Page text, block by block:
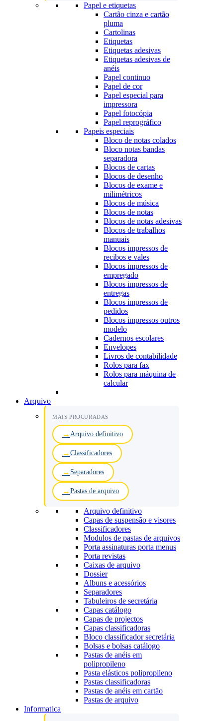
Papel e etiquetas
Cartão cinza e cartão
pluma
Cartolinas
Etiquetas
Etiquetas adesivas
Etiquetas adesivas de
anéis
Papel continuo
Papel de cor
Papel especial para
impressora
Papel fotocópia
Papel reprográfico
Papeis especiais
Bloco de notas colados
Bloco notas bandas
separadora
Blocos de cartas
Blocos de desenho
Blocos de exame e
milimétricos
Blocos de música
Blocos de notas
Blocos de notas adesivas
Blocos de trabalhos
manuais
Blocos impressos de
recibos e vales
Blocos impressos de
empregado
Blocos impressos de
entregas
Blocos impressos de
pedidos
Blocos impressos outros
modelo
Cadernos escolares
Envelopes
Livros de contabilidade
Rolos para fax
Rolos para máquina de
calcular
Arquivo
MAIS PROCURADAS
Arquivo definitivo
Classificadores
Separadores
Pastas de arquivo
Arquivo definitivo
Capas de suspensão e visores
Classificadores
Modulos de pastas de arquivos
Porta assinaturas porta menus
Porta revistas
Caixas de arquivo
Dossier
Albuns e acessórios
Separadores
Tabuleiros de secretária
Capas catálogo
Capas de projectos
Capas classificadoras
Bloco classificador secretária
Bolsas e bolsas catálogo
Pastas de anéis em
polipropileno
Pasta elásticos polipropileno
Pastas classificadoras
Pastas de anéis em cartão
Pastas de arquivo
Informatica